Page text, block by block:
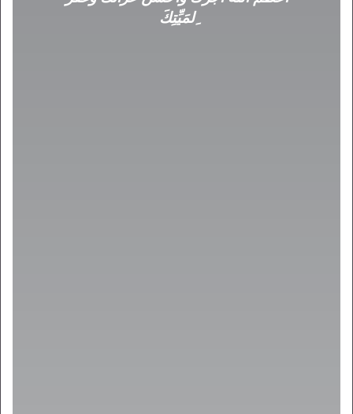
ِلمَيِّتِكَ